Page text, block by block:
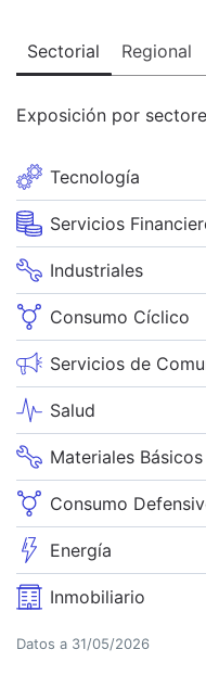
Sectorial Regional
Exposición por
Tecnología
Servicios
Industriales
Consumo Cíclico
Servicios de
Salud
Materiales Básicos
Consumo
Energía
Inmobiliario
Datos a 31/05/2026